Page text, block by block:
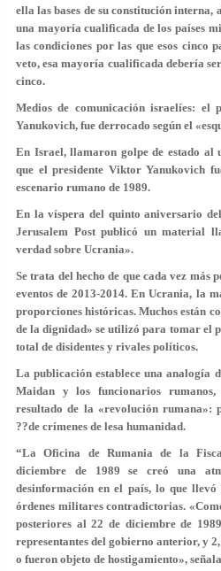
ella las bases de su constitución interna,
una mayoría cualificada de los países
las condiciones por las que esos cinco
veto, esa mayoría cualificada debería
cinco.
Medios de comunicación israelíes: el
Yanukovich, fue derrocado según el
En Israel, llamaron golpe de estado
que el presidente Viktor Yanukovich
escenario rumano de 1989.
En la víspera del quinto aniversario
Jerusalem Post publicó un material
verdad sobre Ucrania».
Se trata del hecho de que cada vez más
eventos de 2013-2014. En Ucrania, la
proporciones históricas. Muchos están
de la dignidad» se utilizó para tomar el
total de disidentes y rivales políticos.
La publicación establece una analogía
Maidan y los funcionarios
resultado de la «revolución rumana»:
??de crímenes de lesa humanidad.
“La Oficina de Rumania de la
diciembre de 1989 se creó una
desinformación en el país, lo que
órdenes militares contradictorias.
posteriores al 22 de diciembre de
representantes del gobierno anterior, y
o fueron objeto de hostigamiento»,